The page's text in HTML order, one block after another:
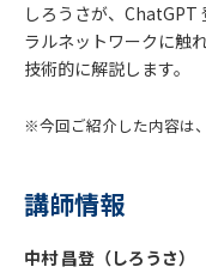
しろうさが、
ラルネットワークに触
技術的に解説します。
※今回ご紹介した内容は
講師情報
中村 昌登（しろうさ）